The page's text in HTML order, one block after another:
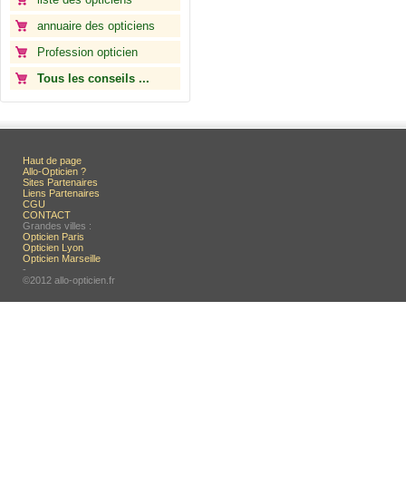
annuaire des opticiens
Profession opticien
Tous les conseils ...
Haut de page
Allo-Opticien ?
Sites Partenaires
Liens Partenaires
CGU
CONTACT
Grandes villes :
Opticien Paris
Opticien Lyon
Opticien Marseille
-
©2012 allo-opticien.fr